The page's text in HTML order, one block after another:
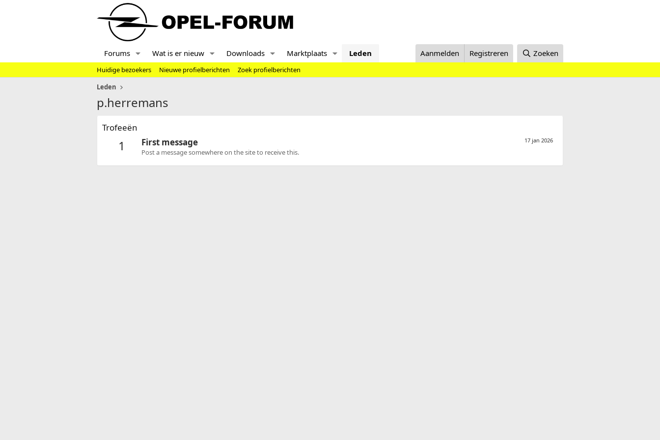
Forums Wat is er nieuw Downloads Marktplaats Leden Aanmelden Registreren Zoeken
Huidige bezoekers Nieuwe profielberichten
Zoek profielberichten
Leden
p.herremans
Trofeeën
1 17 jan 2026
First message
Post a message somewhere on the site to receive this.